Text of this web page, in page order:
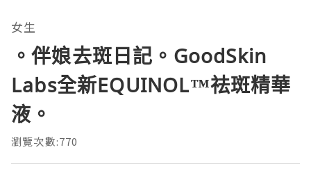
女生
。伴娘去斑日記。GoodSkin
Labs全新EQUINOL™祛斑精華
液。
瀏覽次數:770